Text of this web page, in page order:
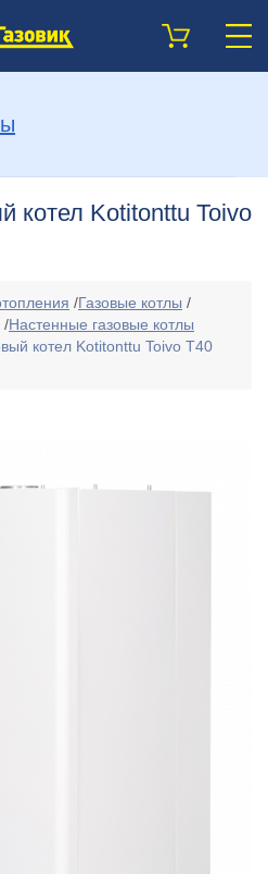
котел Kotitonttu Toivo
/Газовые котлы /
/Настенные газовые котлы
котел Kotitonttu Toivo T40